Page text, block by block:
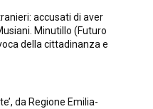
accusati di aver
Minutillo (Futuro
della cittadinanza e
da Regione Emilia-